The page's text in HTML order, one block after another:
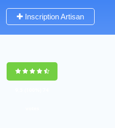
Inscription Artisan